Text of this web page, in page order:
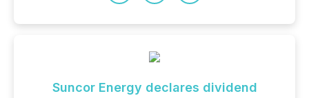
Suncor Energy declares dividend